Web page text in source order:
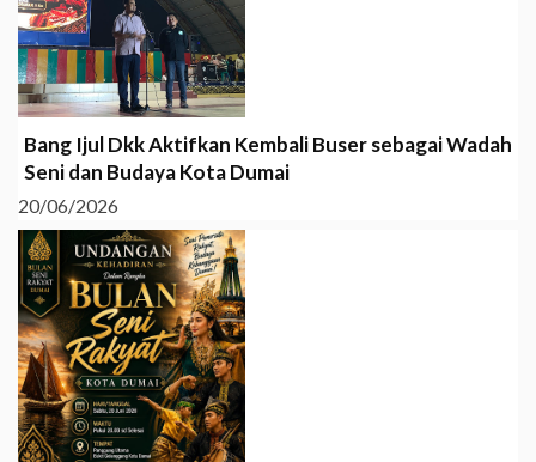
Bang Ijul Dkk Aktifkan Kembali Buser sebagai Wadah
Seni dan Budaya Kota Dumai
20/06/2026